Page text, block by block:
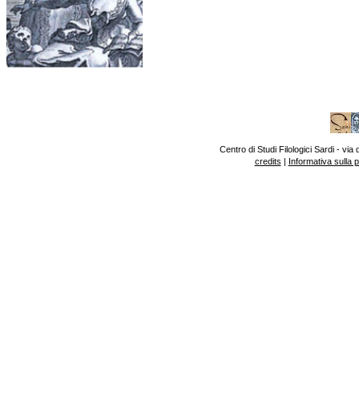
Centro di Studi Filologici Sardi - via
credits | Informativa sulla